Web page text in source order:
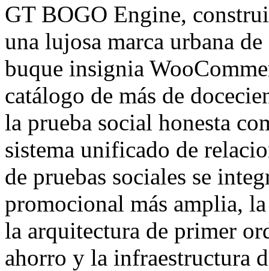
GT BOGO Engine,
una lujosa marca urbana
buque insignia
catálogo de más de
la prueba social honesta
sistema unificado de
de pruebas sociales se
promocional más amplia,
la arquitectura de primer
ahorro y la infraestructura